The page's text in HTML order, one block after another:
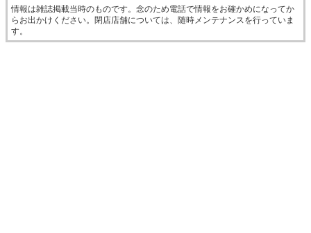
情報は雑誌掲載当時のものです。念のため電話で情報をお確かめになってか
らお出かけください。閉店店舗については、随時メンテナンスを行っていま
す。